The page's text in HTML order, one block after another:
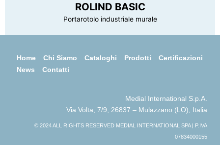
ROLIND BASIC
Portarotolo industriale murale
Home Chi Siamo Cataloghi Prodotti
Certificazioni
News
Contatti
Medial International S.p.A.
Via Volta, 7/9, 26837 – Mulazzano (LO), Italia
© 2024 ALL RIGHTS RESERVED MEDIAL INTERNATIONAL SPA | P.IVA
07834000155